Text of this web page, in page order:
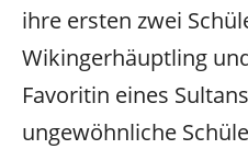
ihre ersten zwei
Wikingerhäuptling
Favoritin eines
ungewöhnliche